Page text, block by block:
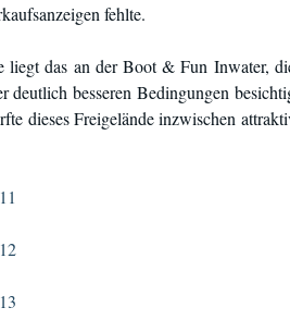
fehlte.
liegt das an der Boot & Fun Inwater,
deutlich besseren Bedingungen
dieses Freigelände inzwischen